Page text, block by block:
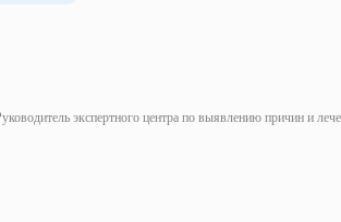
экспертного центра по выявлению причин и